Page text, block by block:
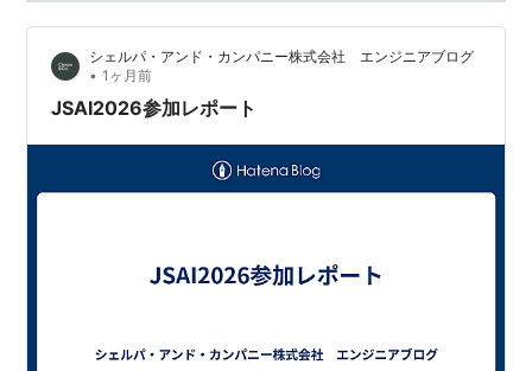
シェルパ・アンド・カンパニー株式会社 エンジニアブログ
• 1ヶ月前
JSAI2026参加レポート